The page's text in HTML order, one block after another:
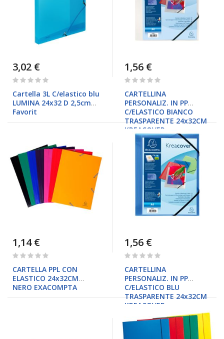
3,02 €
Rating:
Cartella 3L C/elastico blu
LUMINA 24x32 D 2,5cm
Favorit
1,56 €
Rating:
CARTELLINA
PERSONALIZ. IN PP
C/ELASTICO BIANCO
TRASPARENTE 24x32CM
KREACOVER
1,14 €
Rating:
CARTELLA PPL CON
ELASTICO 24x32CM
NERO EXACOMPTA
1,56 €
Rating:
CARTELLINA
PERSONALIZ. IN PP
C/ELASTICO BLU
TRASPARENTE 24x32CM
KREACOVER